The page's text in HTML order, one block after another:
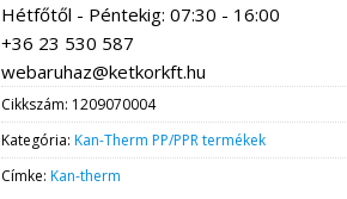
Hétfőtől - Péntekig: 07:30 - 16:00
+36 23 530 587
webaruhaz@ketkorkft.hu
Cikkszám: 1209070004
Kategória:Kan-Therm PP/PPR termékek
Címke:Kan-therm